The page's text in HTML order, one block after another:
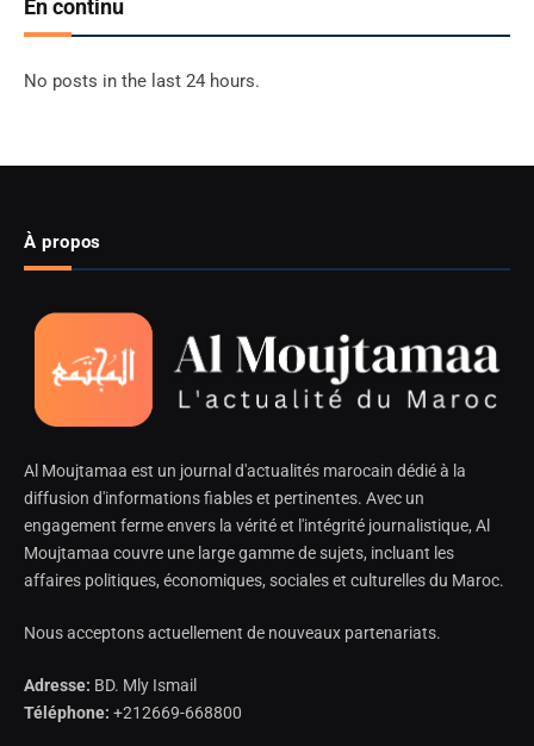
En continu
No posts in the last 24 hours.
À propos
Al Moujtamaa est un journal d'actualités marocain dédié à la
diffusion d'informations fiables et pertinentes. Avec un
engagement ferme envers la vérité et l'intégrité journalistique, Al
Moujtamaa couvre une large gamme de sujets, incluant les
affaires politiques, économiques, sociales et culturelles du Maroc.
Nous acceptons actuellement de nouveaux partenariats.
Adresse: BD. Mly Ismail
Téléphone: +212669-668800